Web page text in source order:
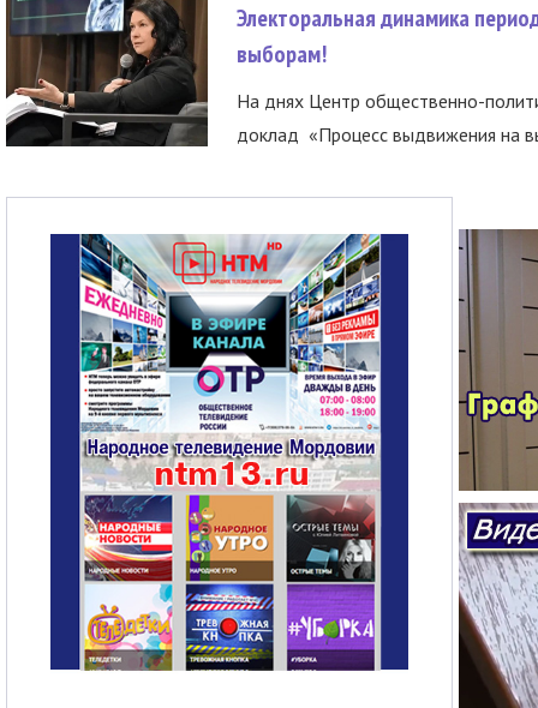
Электоральная динамика
выборам!
На днях Центр общественно-
доклад «Процесс выдвижения на